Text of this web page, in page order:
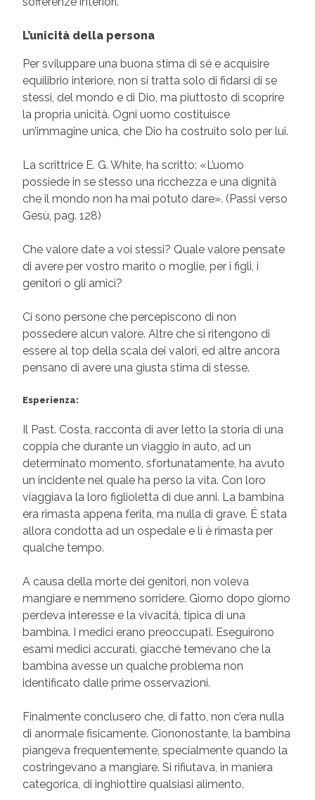
L’unicità della persona
Per sviluppare una buona stima di sé e acquisire
equilibrio interiore, non si tratta solo di fidarsi di se
stessi, del mondo e di Dio, ma piuttosto di scoprire
la propria unicità. Ogni uomo costituisce
un’immagine unica, che Dio ha costruito solo per lui.
La scrittrice E. G. White, ha scritto: «L’uomo
possiede in se stesso una ricchezza e una dignità
che il mondo non ha mai potuto dare». (Passi verso
Gesù, pag. 128)
Che valore date a voi stessi? Quale valore pensate
di avere per vostro marito o moglie, per i figli, i
genitori o gli amici?
Ci sono persone che percepiscono di non
possedere alcun valore. Altre che si ritengono di
essere al top della scala dei valori, ed altre ancora
pensano di avere una giusta stima di stesse.
Esperienza:
Il Past. Costa, racconta di aver letto la storia di una
coppia che durante un viaggio in auto, ad un
determinato momento, sfortunatamente, ha avuto
un incidente nel quale ha perso la vita. Con loro
viaggiava la loro figlioletta di due anni. La bambina
era rimasta appena ferita, ma nulla di grave. É stata
allora condotta ad un ospedale e lì è rimasta per
qualche tempo.
A causa della morte dei genitori, non voleva
mangiare e nemmeno sorridere. Giorno dopo giorno
perdeva interesse e la vivacità, tipica di una
bambina. I medici erano preoccupati. Eseguirono
esami medici accurati, giacché temevano che la
bambina avesse un qualche problema non
identificato dalle prime osservazioni.
Finalmente conclusero che, di fatto, non c’era nulla
di anormale fisicamente. Ciononostante, la bambina
piangeva frequentemente, specialmente quando la
costringevano a mangiare. Si rifiutava, in maniera
categorica, di inghiottire qualsiasi alimento.